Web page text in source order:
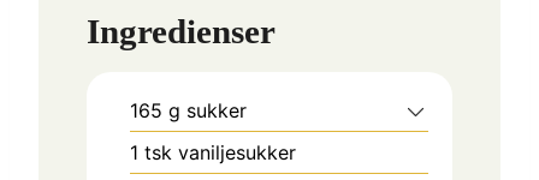
Ingredienser
165 g sukker
1 tsk vaniljesukker